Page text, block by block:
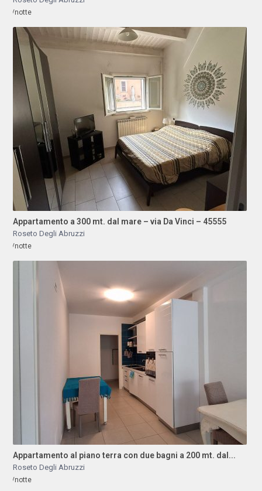
/notte
Appartamento a 300 mt. dal mare – via Da Vinci – 45555
Roseto Degli Abruzzi
/notte
Appartamento al piano terra con due bagni a 200 mt. dal...
Roseto Degli Abruzzi
/notte